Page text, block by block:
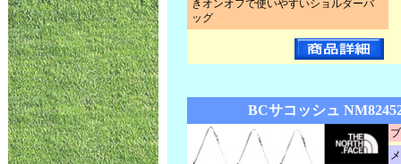
きオンオフで使いやすいショルダーバ
ッグ
BCサコッシュ